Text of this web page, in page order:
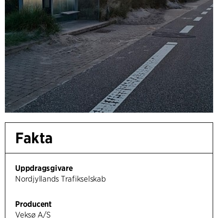
Fakta
Uppdragsgivare
Nordjyllands Trafikselskab
Producent
Veksø A/S